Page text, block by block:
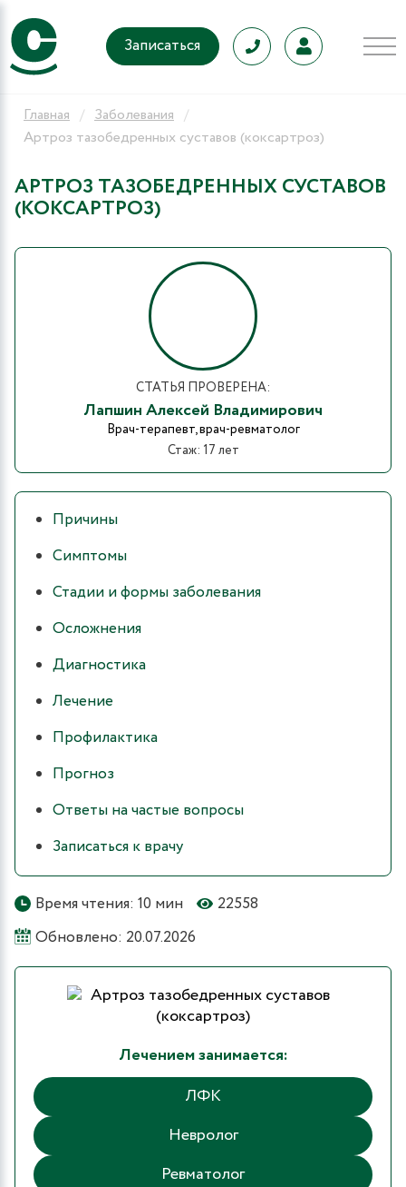
Записаться
Главная
Заболевания
Артроз тазобедренных суставов (коксартроз)
АРТРОЗ ТАЗОБЕДРЕННЫХ СУСТАВОВ
(КОКСАРТРОЗ)
Время чтения: 10 мин
22558
Обновлено: 20.07.2026
Лечением занимается:
ЛФК
Невролог
Ревматолог
СТАТЬЯ ПРОВЕРЕНА:
Лапшин Алексей Владимирович
Врач-терапевт, врач-ревматолог
Стаж: 17 лет
Причины
Симптомы
Стадии и формы заболевания
Осложнения
Диагностика
Лечение
Профилактика
Прогноз
Ответы на частые вопросы
Записаться к врачу